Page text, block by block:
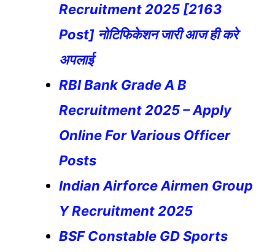
Recruitment 2025 [2163
Post] नोटिफिकेशन जारी आज ही करे
अपलाई
RBI Bank Grade A B
Recruitment 2025 – Apply
Online For Various Officer
Posts
Indian Airforce Airmen Group
Y Recruitment 2025
BSF Constable GD Sports